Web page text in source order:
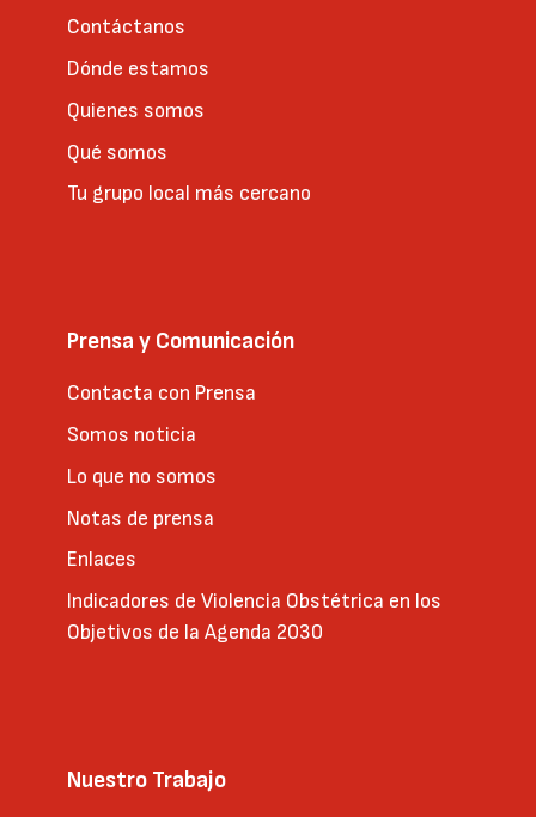
Contáctanos
Dónde estamos
Quienes somos
Qué somos
Tu grupo local más cercano
Prensa y Comunicación
Contacta con Prensa
Somos noticia
Lo que no somos
Notas de prensa
Enlaces
Indicadores de Violencia Obstétrica en los
Objetivos de la Agenda 2030
Nuestro Trabajo